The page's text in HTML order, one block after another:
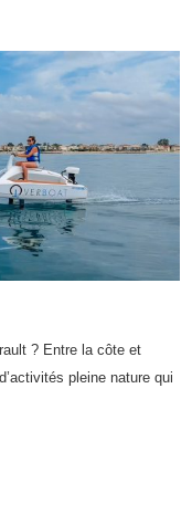
? Entre la côte et
pleine nature qui